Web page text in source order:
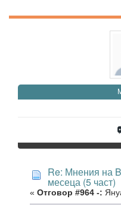
Re: Мнения на
месеца (5 част)
« Отговор #964 -: